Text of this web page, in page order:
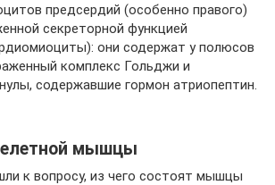
предсердий (особенно правого)
секреторной функцией
они содержат у полюсов
комплекс Гольджи и
содержавшие гормон атриопептин.
мышцы
к вопросу, из чего состоят мышцы